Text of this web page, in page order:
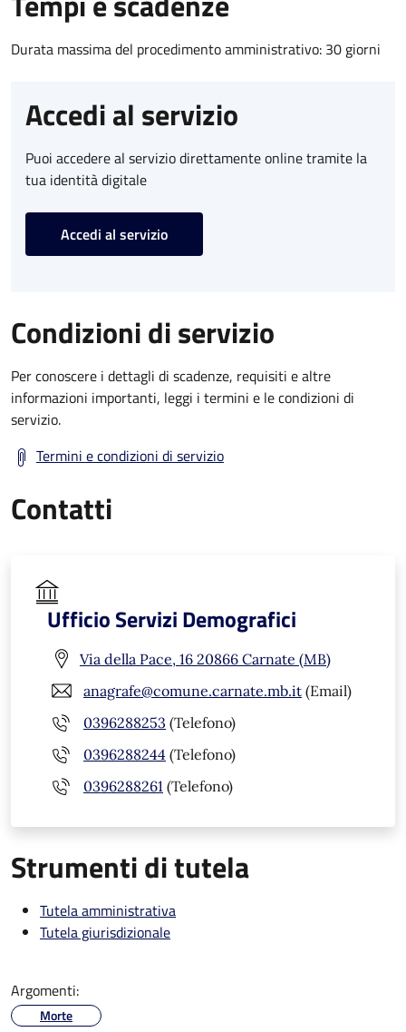
Durata massima del procedimento amministrativo: 30 giorni
Accedi al servizio
Puoi accedere al servizio direttamente online tramite la
tua identità digitale
Accedi al servizio
Condizioni di servizio
Per conoscere i dettagli di scadenze, requisiti e altre
informazioni importanti, leggi i termini e le condizioni di
servizio.
Termini e condizioni di servizio
Contatti
Ufficio Servizi Demografici
Via della Pace, 16 20866 Carnate (MB)
anagrafe@comune.carnate.mb.it (Email)
0396288253 (Telefono)
0396288244 (Telefono)
0396288261 (Telefono)
Strumenti di tutela
Tutela amministrativa
Tutela giurisdizionale
Argomenti:
Morte